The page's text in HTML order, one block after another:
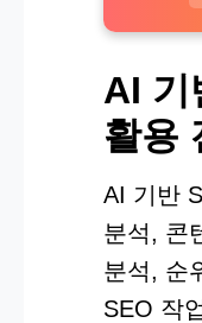
AI 기
활용
AI 기반
분석, 콘
분석, 순
SEO 작